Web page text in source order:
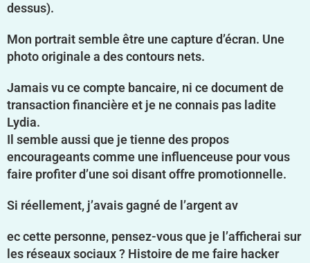
dessus).
Mon portrait semble être une capture d’écran. Une
photo originale a des contours nets.
Jamais vu ce compte bancaire, ni ce document de
transaction financière et je ne connais pas ladite
Lydia.
Il semble aussi que je tienne des propos
encourageants comme une influenceuse pour vous
faire profiter d’une soi disant offre promotionnelle.
Si réellement, j’avais gagné de l’argent av
ec cette personne, pensez-vous que je l’afficherai sur
les réseaux sociaux ? Histoire de me faire hacker